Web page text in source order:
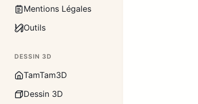
Mentions Légales
Outils
DESSIN 3D
TamTam3D
Dessin 3D